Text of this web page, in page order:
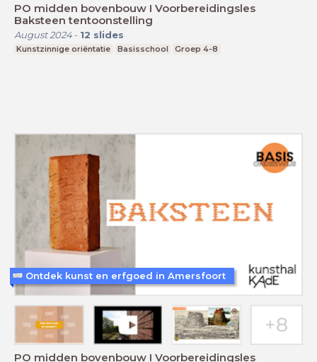
PO midden bovenbouw I Voorbereidingsles
Baksteen tentoonstelling
August 2024- 12 slides
Kunstzinnige oriëntatie Basisschool Groep 4-8
PO midden bovenbouw I Voorbereidingsles
Ontdek kunst en erfgoed in Amersfoort